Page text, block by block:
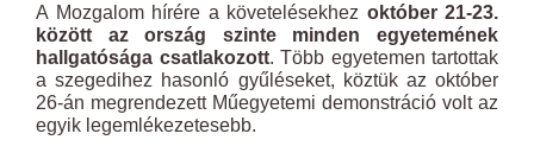
A Mozgalom hírére a követelésekhez október 21-23.
között az ország szinte minden egyetemének
hallgatósága csatlakozott. Több egyetemen tartottak
a szegedihez hasonló gyűléseket, köztük az október
26-án megrendezett Műegyetemi demonstráció volt az
egyik legemlékezetesebb.